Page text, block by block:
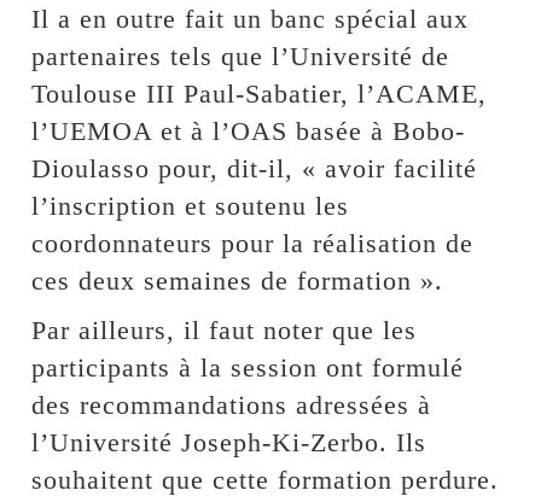
Il a en outre fait un banc spécial aux
partenaires tels que l’Université de
Toulouse III Paul-Sabatier, l’ACAME,
l’UEMOA et à l’OAS basée à Bobo-
Dioulasso pour, dit-il, « avoir facilité
l’inscription et soutenu les
coordonnateurs pour la réalisation de
ces deux semaines de formation ».
Par ailleurs, il faut noter que les
participants à la session ont formulé
des recommandations adressées à
l’Université Joseph-Ki-Zerbo. Ils
souhaitent que cette formation perdure.